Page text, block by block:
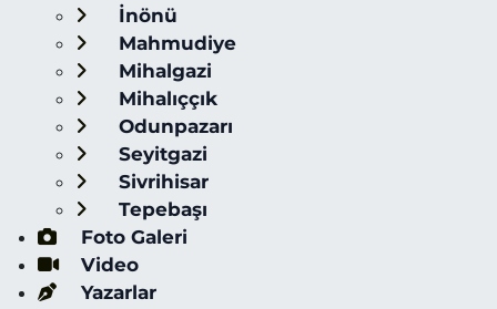
İnönü
Mahmudiye
Mihalgazi
Mihalıççık
Odunpazarı
Seyitgazi
Sivrihisar
Tepebaşı
Foto Galeri
Video
Yazarlar